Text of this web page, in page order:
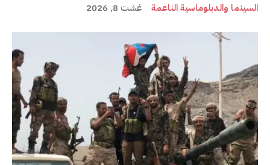
السينما والدبلوماسية الناعمة غشت 8, 2026